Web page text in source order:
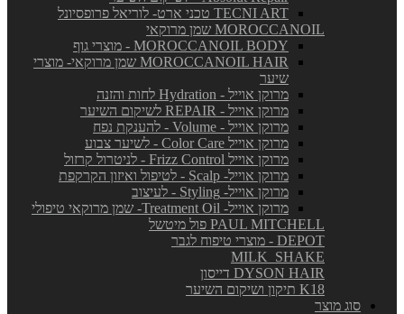
TECNI ART טכני ארט- לוריאל פרופסיונל
MOROCCANOIL שמן מרוקאי
MOROCCANOIL BODY - מוצרי גוף
MOROCCANOIL HAIR שמן מרוקאי- מוצרי
שיער
מרוקן אוייל - Hydration לחות והזנה
מרוקן אוייל - REPAIR לשיקום השיער
מרוקן אוייל - Volume - להענקת נפח
מרוקן אוייל Color Care - לשיער צבוע
מרוקן אוייל Frizz Control - לניטרול קרזול
מרוקן אוייל- Scalp - לטיפול ואיזון הקרקפת
מרוקן אוייל- Styling - לעיצוב
מרוקן אוייל- Treatment Oil- שמן מרוקאי טיפולי
PAUL MITCHELL פול מיטשל
DEPOT - מוצרי טיפוח לגבר
MILK_SHAKE
DYSON HAIR דייסון
K18 תיקון ושיקום השיער
סוג מוצר